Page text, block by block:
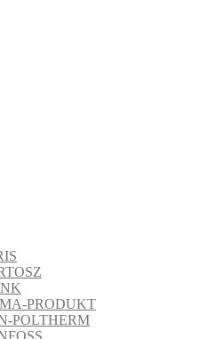
PRODUKT
POLTHERM